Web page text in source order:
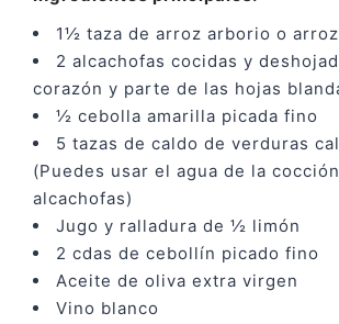
1½ taza de arroz arborio o
2 alcachofas cocidas y
corazón y parte de las hojas
½ cebolla amarilla picada fino
5 tazas de caldo de verduras
(Puedes usar el agua de la
alcachofas)
Jugo y ralladura de ½ limón
2 cdas de cebollín picado fino
Aceite de oliva extra virgen
Vino blanco